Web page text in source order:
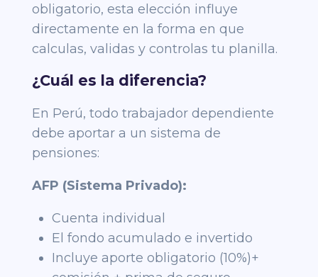
obligatorio, esta elección influye
directamente en la forma en que
calculas, validas y controlas tu planilla.
¿Cuál es la diferencia?
En Perú, todo trabajador dependiente
debe aportar a un sistema de
pensiones:
AFP (Sistema Privado):
Cuenta individual
El fondo acumulado e invertido
Incluye aporte obligatorio (10%)+